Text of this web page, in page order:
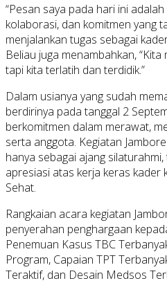
“Pesan saya pada hari ini
kolaborasi, dan komitmen yang
menjalankan tugas sebagai
Beliau juga menambahkan,
tapi kita terlatih dan terdidik.”
Dalam usianya yang sudah
berdirinya pada tanggal 2
berkomitmen dalam merawat,
serta anggota. Kegiatan
hanya sebagai ajang
apresiasi atas kerja keras kader
Sehat.
Rangkaian acara kegiatan
penyerahan penghargaan
Penemuan Kasus TBC
Program, Capaian TPT
Teraktif, dan Desain Medsos